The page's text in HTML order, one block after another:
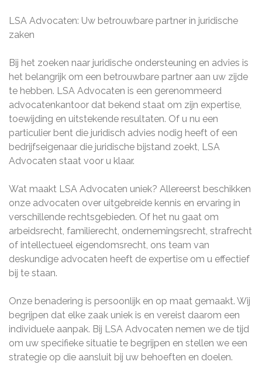
LSA Advocaten: Uw betrouwbare partner in juridische
zaken
Bij het zoeken naar juridische ondersteuning en advies is
het belangrijk om een betrouwbare partner aan uw zijde
te hebben. LSA Advocaten is een gerenommeerd
advocatenkantoor dat bekend staat om zijn expertise,
toewijding en uitstekende resultaten. Of u nu een
particulier bent die juridisch advies nodig heeft of een
bedrijfseigenaar die juridische bijstand zoekt, LSA
Advocaten staat voor u klaar.
Wat maakt LSA Advocaten uniek? Allereerst beschikken
onze advocaten over uitgebreide kennis en ervaring in
verschillende rechtsgebieden. Of het nu gaat om
arbeidsrecht, familierecht, ondernemingsrecht, strafrecht
of intellectueel eigendomsrecht, ons team van
deskundige advocaten heeft de expertise om u effectief
bij te staan.
Onze benadering is persoonlijk en op maat gemaakt. Wij
begrijpen dat elke zaak uniek is en vereist daarom een
individuele aanpak. Bij LSA Advocaten nemen we de tijd
om uw specifieke situatie te begrijpen en stellen we een
strategie op die aansluit bij uw behoeften en doelen.